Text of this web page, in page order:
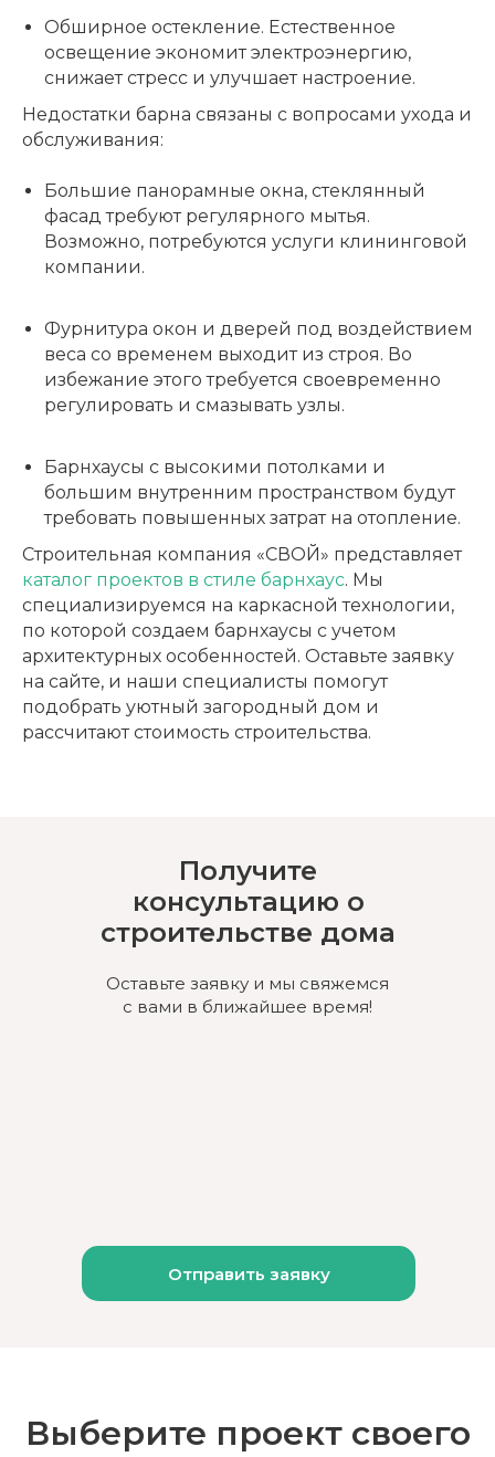
Обширное остекление. Естественное
освещение экономит электроэнергию,
снижает стресс и улучшает настроение.
Недостатки барна связаны с вопросами ухода и
обслуживания:
Большие панорамные окна, стеклянный
фасад требуют регулярного мытья.
Возможно, потребуются услуги клининговой
компании.
Фурнитура окон и дверей под воздействием
веса со временем выходит из строя. Во
избежание этого требуется своевременно
регулировать и смазывать узлы.
Барнхаусы с высокими потолками и
большим внутренним пространством будут
требовать повышенных затрат на отопление.
Строительная компания «СВОЙ» представляет
каталог проектов в стиле барнхаус. Мы
специализируемся на каркасной технологии,
по которой создаем барнхаусы с учетом
архитектурных особенностей. Оставьте заявку
на сайте, и наши специалисты помогут
подобрать уютный загородный дом и
рассчитают стоимость строительства.
Получите
консультацию о
строительстве дома
Оставьте заявку и мы свяжемся
с вами в ближайшее время!
Отправить заявку
Выберите проект своего